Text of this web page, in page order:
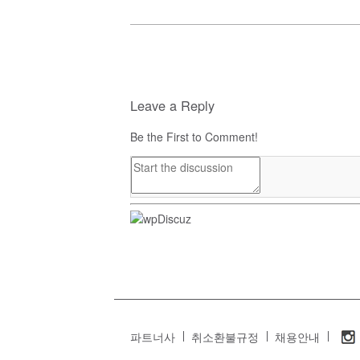
Leave a Reply
Be the First to Comment!
파트너사 취소환불규정 채용안내